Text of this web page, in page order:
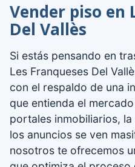
Vender piso en
Del Vallès
Si estás pensando en
Les Franqueses Del
con el respaldo de una
que entienda el
portales inmobiliarios,
los anuncios se ven
nosotros te ofrecemos